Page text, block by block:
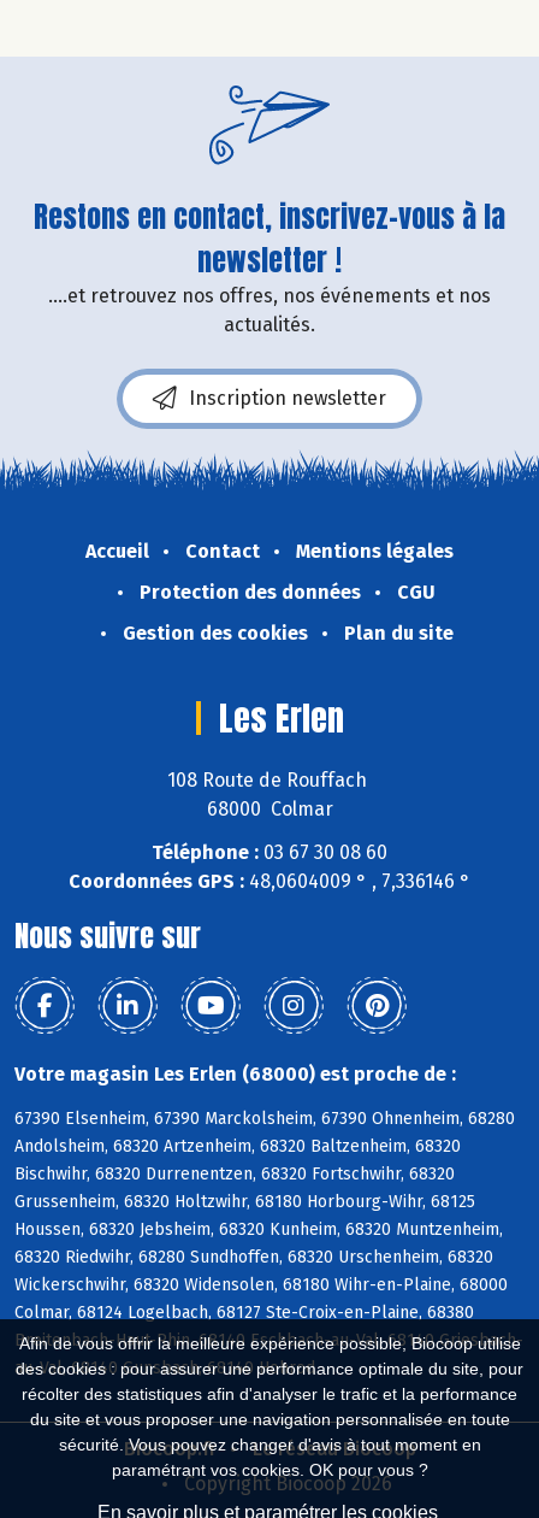
Afin de vous offrir la meilleure expérience possible, Biocoop utilise
des cookies : pour assurer une performance optimale du site, pour
récolter des statistiques afin d'analyser le trafic et la performance
du site et vous proposer une navigation personnalisée en toute
sécurité. Vous pouvez changer d'avis à tout moment en
paramétrant vos cookies. OK pour vous ?
En savoir plus et paramétrer les cookies
Restons en contact, inscrivez-vous à la
newsletter !
....et retrouvez nos offres, nos événements et nos
actualités.
Inscription newsletter
Accueil Contact
Mentions légales
Protection des données
CGU
Gestion des cookies
Plan du site
Les Erlen
108 Route de Rouffach
68000 Colmar
Téléphone : 03 67 30 08 60
Coordonnées GPS : 48,0604009 ° , 7,336146 °
Nous suivre sur
Votre magasin Les Erlen (68000) est proche de :
67390 Elsenheim, 67390 Marckolsheim, 67390 Ohnenheim, 68280
Andolsheim, 68320 Artzenheim, 68320 Baltzenheim, 68320
Bischwihr, 68320 Durrenentzen, 68320 Fortschwihr, 68320
Grussenheim, 68320 Holtzwihr, 68180 Horbourg-Wihr, 68125
Houssen, 68320 Jebsheim, 68320 Kunheim, 68320 Muntzenheim,
68320 Riedwihr, 68280 Sundhoffen, 68320 Urschenheim, 68320
Wickerschwihr, 68320 Widensolen, 68180 Wihr-en-Plaine, 68000
Colmar, 68124 Logelbach, 68127 Ste-Croix-en-Plaine, 68380
Breitenbach-Haut-Rhin, 68140 Eschbach-au-Val, 68140 Griesbach-
au-Val, 68140 Gunsbach, 68140 Hohrod
Biocoop.fr
Le réseau Biocoop
Copyright Biocoop 2026